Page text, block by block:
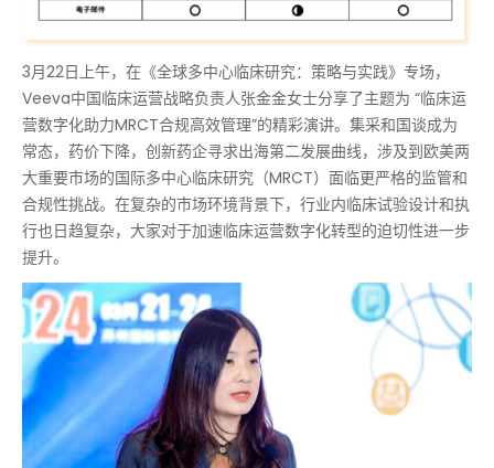
3月22日上午，在《全球多中心临床研究：策略与实践》专场，
Veeva中国临床运营战略负责人张金金女士分享了主题为 “临床运
营数字化助力MRCT合规高效管理”的精彩演讲。集采和国谈成为
常态，药价下降，创新药企寻求出海第二发展曲线，涉及到欧美两
大重要市场的国际多中心临床研究（MRCT）面临更严格的监管和
合规性挑战。在复杂的市场环境背景下，行业内临床试验设计和执
行也日趋复杂，大家对于加速临床运营数字化转型的迫切性进一步
提升。